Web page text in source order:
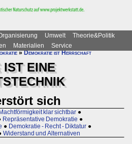
Umwelt
Theorie&Politik
Materialien
Service
»Demokratie ist Herrschaft
IST EINE
sich
Machtförmigkeit klar sichtbar ●
Repräsentative Demokratie ●
● Demokratie - Recht - Diktatur ●
Widerstand und Alternativen